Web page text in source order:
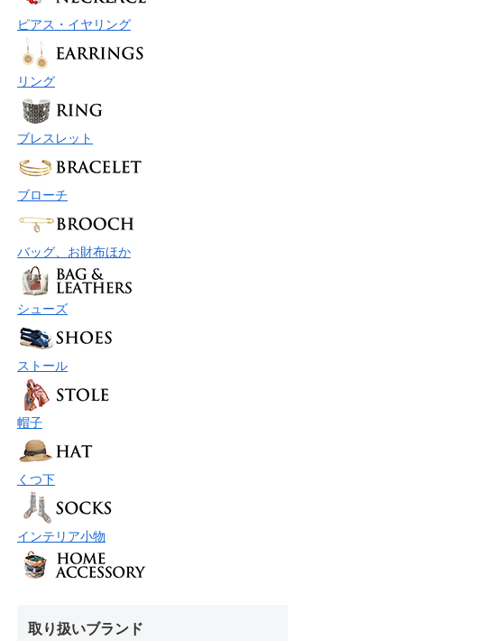
ピアス・イヤリング
リング
ブレスレット
ブローチ
バッグ、お財布ほか
シューズ
ストール
帽子
くつ下
インテリア小物
取り扱いブランド